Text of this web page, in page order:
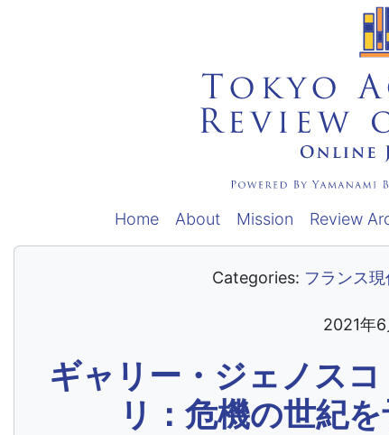
Home About Mission Review
Categories: フランス
2021年
ギャリー・ジェノス
リ：危機の世紀